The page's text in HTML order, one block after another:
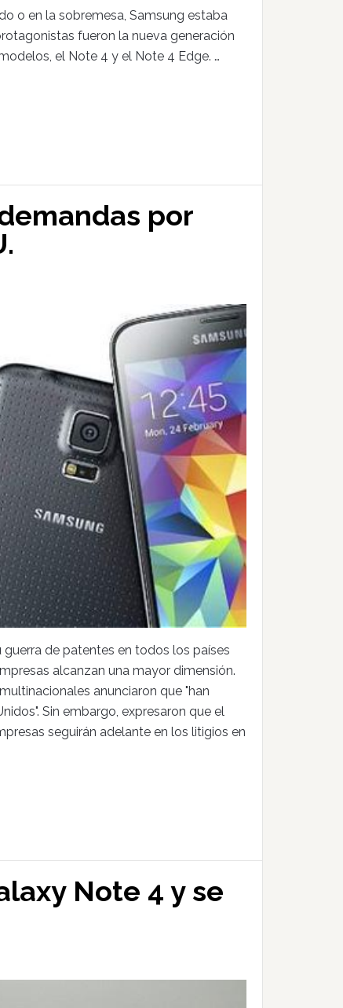
o en la sobremesa, Samsung estaba
fueron la nueva generación
el Note 4 y el Note 4 Edge. …
por
de patentes en todos los países
alcanzan una mayor dimensión.
anunciaron que "han
Sin embargo, expresaron que el
seguirán adelante en los litigios en
Note 4 y se